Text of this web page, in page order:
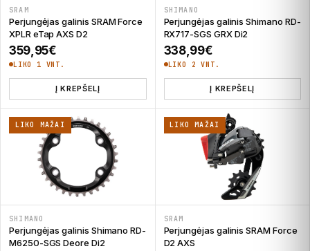
SRAM
Perjungėjas galinis SRAM Force
XPLR eTap AXS D2
359,95€
LIKO 1 VNT.
Į KREPŠELĮ
SHIMANO
Perjungėjas galinis Shimano RD-
RX717-SGS GRX Di2
338,99€
LIKO 2 VNT.
Į KREPŠELĮ
LIKO MAŽAI
SHIMANO
Perjungėjas galinis Shimano RD-
M6250-SGS Deore Di2
LIKO MAŽAI
SRAM
Perjungėjas galinis SRAM Force
D2 AXS